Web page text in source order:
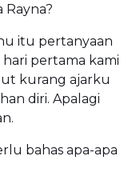
itu pertanyaan
pertama kami
kurang ajarku
diri. Apalagi
bahas apa-apa